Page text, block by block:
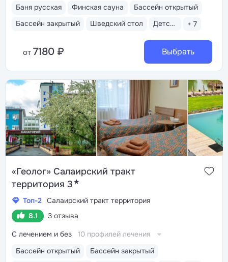
Баня русская Финская сауна
Бассейн открытый
Бассейн закрытый
Шведский стол Детская комната + 7
от 7180 ₽ Выбрать
«Геолог» Салаирский тракт
территория 3★
Топ-2 Салаирский тракт территория
8.1
3 отзыва
Бассейн открытый
Бассейн закрытый
С лечением и без 10 профилей лечения